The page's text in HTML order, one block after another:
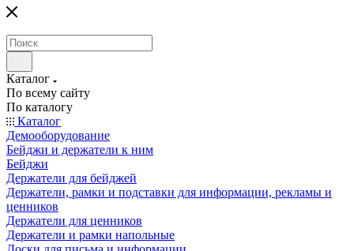
Каталог
По всему сайту
По каталогу
Каталог
Демооборудование
Бейджи и держатели к ним
Бейджи
Держатели для бейджей
Держатели, рамки и подставки для информации, рекламы и
ценников
Держатели для ценников
Держатели и рамки напольные